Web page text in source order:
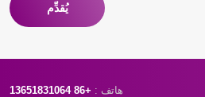
يُقدِّم
هاتف : +86 13651831064